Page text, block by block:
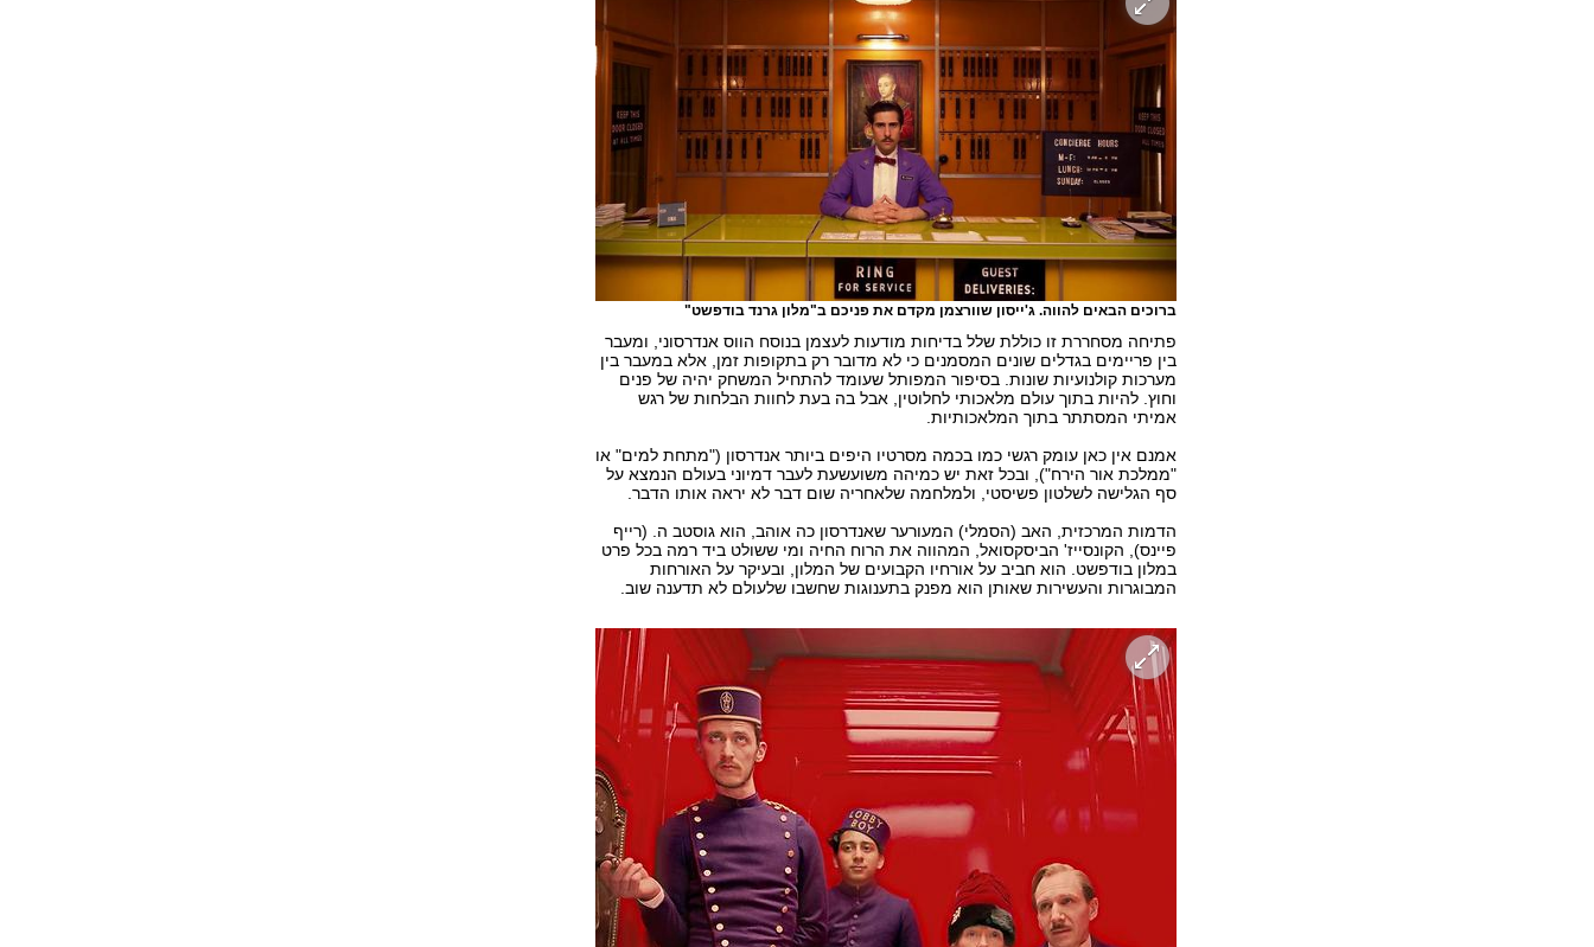
ברוכים הבאים להווה. ג'ייסון שוורצמן מקדם את פניכם ב"מלון גרנד בודפשט"
פתיחה מסחררת זו כוללת שלל בדיחות מודעות לעצמן בנוסח הווס אנדרסוני, ומעבר
בין פריימים בגדלים שונים המסמנים כי לא מדובר רק בתקופות זמן, אלא במעבר בין
מערכות קולנועיות שונות. בסיפור המפותל שעומד להתחיל המשחק יהיה של פנים
וחוץ. להיות בתוך עולם מלאכותי לחלוטין, אבל בה בעת לחוות הבלחות של רגש
אמיתי המסתתר בתוך המלאכותיות.
אמנם אין כאן עומק רגשי כמו בכמה מסרטיו היפים ביותר אנדרסון ("מתחת למים" או
"ממלכת אור הירח"), ובכל זאת יש כמיהה משועשעת לעבר דמיוני בעולם הנמצא על
סף הגלישה לשלטון פשיסטי, ולמלחמה שלאחריה שום דבר לא יראה אותו הדבר.
הדמות המרכזית, האב (הסמלי) המעורער שאנדרסון כה אוהב, הוא גוסטב ה. (רייף
פיינס), הקונסייז' הביסקסואל, המהווה את הרוח החיה ומי ששולט ביד רמה בכל פרט
במלון בודפשט. הוא חביב על אורחיו הקבועים של המלון, ובעיקר על האורחות
המבוגרות והעשירות שאותן הוא מפנק בתענוגות שחשבו שלעולם לא תדענה שוב.